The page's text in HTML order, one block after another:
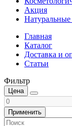
Акция
Натуральные
Главная
Каталог
Доставка и
Статьи
Фильтр
Цена
Применить